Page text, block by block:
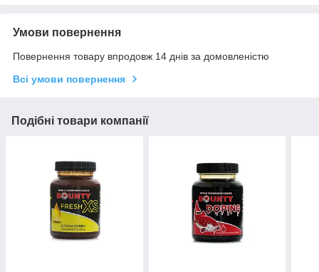
Умови повернення
Повернення товару впродовж 14 днів за домовленістю
Всі умови повернення
Подібні товари компанії